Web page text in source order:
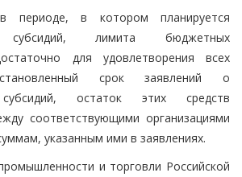
периоде, в котором планируется
субсидий, лимита бюджетных
для удовлетворения всех
срок заявлений о
субсидий, остаток этих средств
соответствующими организациями
указанным ими в заявлениях.
и торговли Российской